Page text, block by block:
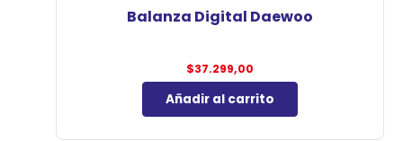
Balanza Digital Daewoo
$37.299,00
Añadir al carrito